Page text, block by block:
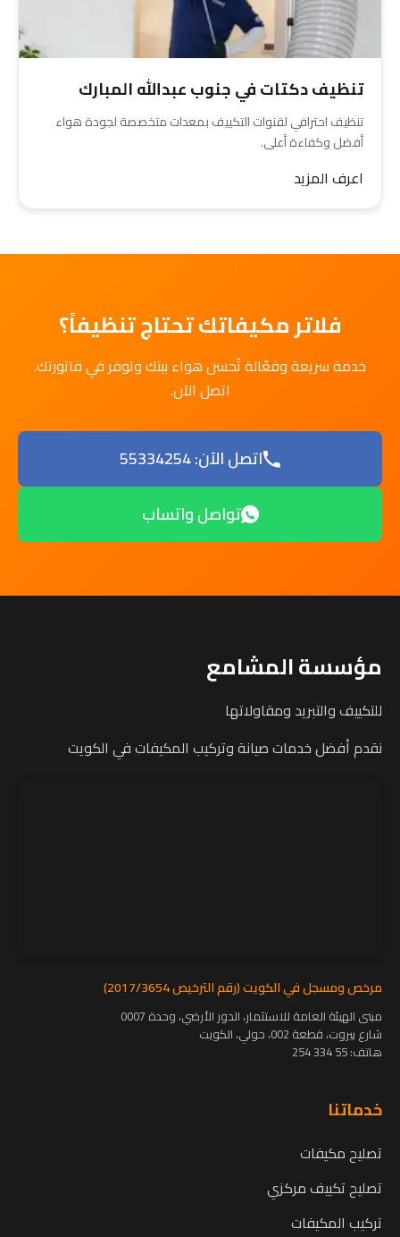
تنظيف دكتات في جنوب عبدالله المبارك
تنظيف احترافي لقنوات التكييف بمعدات متخصصة لجودة هواء
أفضل وكفاءة أعلى.
اعرف المزيد
فلاتر مكيفاتك تحتاج تنظيفاً؟
خدمة سريعة وفعّالة تُحسن هواء بيتك وتوفر في فاتورتك.
اتصل الآن.
اتصل الآن: 55334254
تواصل واتساب
مؤسسة المشامع
للتكييف والتبريد ومقاولاتها
نقدم أفضل خدمات صيانة وتركيب المكيفات في الكويت
مرخص ومسجل في الكويت (رقم الترخيص 2017/3654)
مبنى الهيئة العامة للاستثمار، الدور الأرضي، وحدة 0007
شارع بيروت، قطعة 002، حولي، الكويت
هاتف:55 334 254
خدماتنا
تصليح مكيفات
تصليح تكييف مركزي
تركيب المكيفات